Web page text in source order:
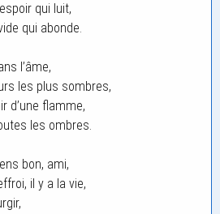
qui luit,
qui abonde.
l’âme,
les plus sombres,
d’une flamme,
les ombres.
bon, ami,
il y a la vie,